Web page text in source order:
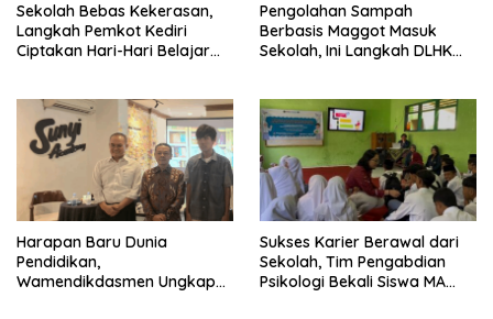
Sekolah Bebas Kekerasan,
Langkah Pemkot Kediri
Ciptakan Hari-Hari Belajar
Pengolahan Sampah
Berbasis Maggot Masuk
Sekolah, Ini Langkah DLHK
Harapan Baru Dunia
Pendidikan,
Wamendikdasmen Ungkap
Sukses Karier Berawal dari
Sekolah, Tim Pengabdian
Psikologi Bekali Siswa MA